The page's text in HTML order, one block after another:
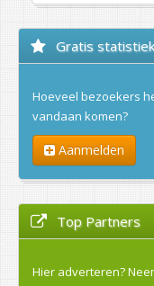
Gratis
Hoeveel bezoekers
vandaan komen?
Aanmelden
Top Partners
Hier adverteren?